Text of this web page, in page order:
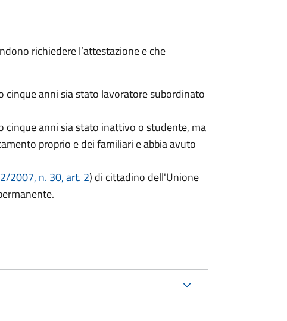
richiedere l’attestazione e che
cinque anni sia stato lavoratore subordinato
cinque anni sia stato inattivo o studente, ma
proprio e dei familiari e abbia avuto
2007, n. 30, art. 2) di cittadino dell'Unione